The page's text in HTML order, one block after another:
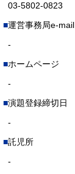
03-5802-0823
運営事務局e-mail
-
ホームページ
-
演題登録締切日
-
託児所
-